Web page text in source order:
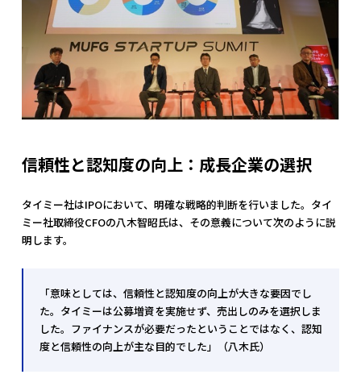
信頼性と認知度の向上：成長企業の選択
タイミー社はIPOにおいて、明確な戦略的判断を行いました。タイ
ミー社取締役CFOの八木智昭氏は、その意義について次のように説
明します。
「意味としては、信頼性と認知度の向上が大きな要因でし
た。タイミーは公募増資を実施せず、売出しのみを選択しま
した。ファイナンスが必要だったということではなく、認知
度と信頼性の向上が主な目的でした」（八木氏）